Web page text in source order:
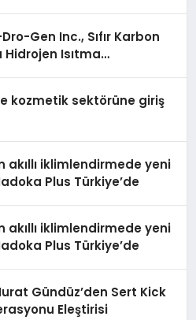
Gen Inc., Sıfır Karbon
Hidrojen Isıtma
kozmetik sektörüne giriş
akıllı iklimlendirmede yeni
Plus Türkiye’de
akıllı iklimlendirmede yeni
Plus Türkiye’de
Gündüz’den Sert Kick
Eleştirisi